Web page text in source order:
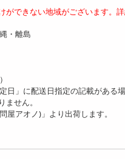
ができない地域がございます。
・離島
日」に配送日指定の記載がある
せん。
屋アオノ)」より出荷します。